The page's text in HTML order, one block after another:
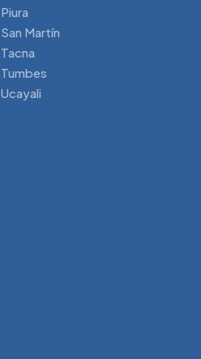
Piura
San Martín
Tacna
Tumbes
Ucayali